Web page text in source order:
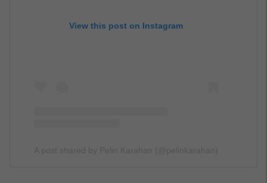
View this post on Instagram